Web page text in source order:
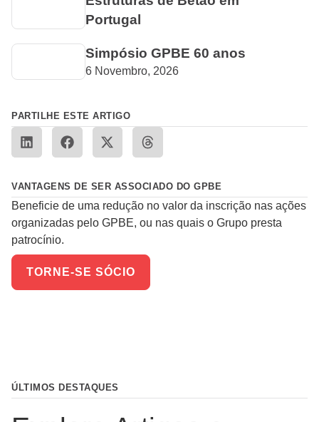
Portugal
Simpósio GPBE 60 anos
6 Novembro, 2026
PARTILHE ESTE ARTIGO
VANTAGENS DE SER ASSOCIADO DO GPBE
Beneficie de uma redução no valor da inscrição nas ações
organizadas pelo GPBE, ou nas quais o Grupo presta
patrocínio.
TORNE-SE SÓCIO
ÚLTIMOS DESTAQUES